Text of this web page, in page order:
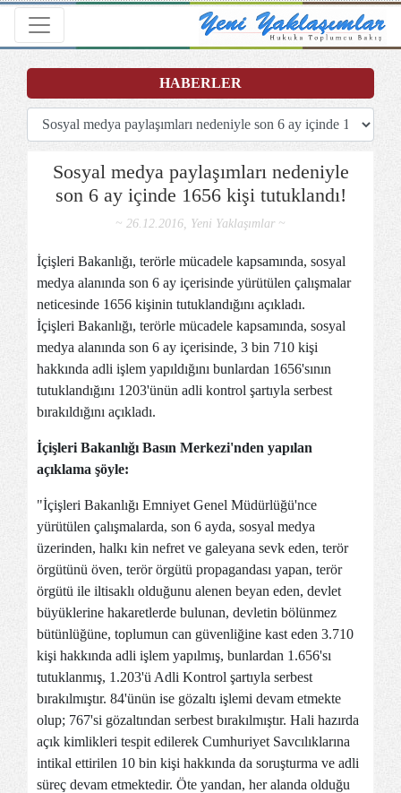
Toggle navigation
Sosyal medya paylaşımları nedeniyle
son 6 ay içinde 1656 kişi tutuklandı!
~ 26.12.2016, Yeni Yaklaşımlar ~
İçişleri Bakanlığı, terörle mücadele kapsamında, sosyal
medya alanında son 6 ay içerisinde yürütülen çalışmalar
neticesinde 1656 kişinin tutuklandığını açıkladı.
İçişleri Bakanlığı, terörle mücadele kapsamında, sosyal
medya alanında son 6 ay içerisinde, 3 bin 710 kişi
hakkında adli işlem yapıldığını bunlardan 1656'sının
tutuklandığını 1203'ünün adli kontrol şartıyla serbest
bırakıldığını açıkladı.
İçişleri Bakanlığı Basın Merkezi'nden yapılan
açıklama şöyle:
"İçişleri Bakanlığı Emniyet Genel Müdürlüğü'nce
yürütülen çalışmalarda, son 6 ayda, sosyal medya
üzerinden, halkı kin nefret ve galeyana sevk eden, terör
örgütünü öven, terör örgütü propagandası yapan, terör
örgütü ile iltisaklı olduğunu alenen beyan eden, devlet
büyüklerine hakaretlerde bulunan, devletin bölünmez
bütünlüğüne, toplumun can güvenliğine kast eden 3.710
kişi hakkında adli işlem yapılmış, bunlardan 1.656'sı
tutuklanmış, 1.203'ü Adli Kontrol şartıyla serbest
bırakılmıştır. 84'ünün ise gözaltı işlemi devam etmekte
olup; 767'si gözaltından serbest bırakılmıştır. Hali hazırda
açık kimlikleri tespit edilerek Cumhuriyet Savcılıklarına
intikal ettirilen 10 bin kişi hakkında da soruşturma ve adli
süreç devam etmektedir. Öte yandan, her alanda olduğu
HABERLER